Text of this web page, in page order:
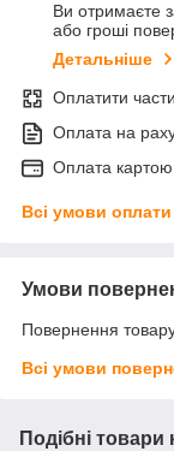
Ви отримаєте
або гроші
Детальніше
Оплатити
Оплата на
Оплата
Всі умови оплати
Умови
Повернення
Всі умови
Подібні товари